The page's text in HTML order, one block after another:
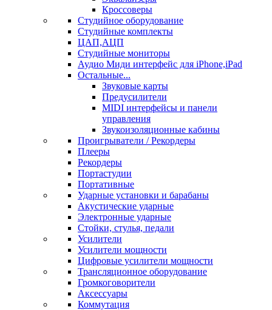
Кроссоверы
Студийное оборудование
Студийные комплекты
ЦАП,АЦП
Студийные мониторы
Аудио Миди интерфейс для iPhone,iPad
Остальные...
Звуковые карты
Предусилители
MIDI интерфейсы и панели
управления
Звукоизоляционные кабины
Проигрыватели / Рекордеры
Плееры
Рекордеры
Портастудии
Портативные
Ударные установки и барабаны
Акустические ударные
Электронные ударные
Стойки, стулья, педали
Усилители
Усилители мощности
Цифровые усилители мощности
Трансляционное оборудование
Громкоговорители
Аксессуары
Коммутация